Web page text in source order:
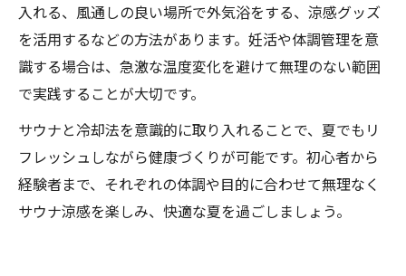
入れる、風通しの良い場所で外気浴をする、涼感グッズ
を活用するなどの方法があります。妊活や体調管理を意
識する場合は、急激な温度変化を避けて無理のない範囲
で実践することが大切です。
サウナと冷却法を意識的に取り入れることで、夏でもリ
フレッシュしながら健康づくりが可能です。初心者から
経験者まで、それぞれの体調や目的に合わせて無理なく
サウナ涼感を楽しみ、快適な夏を過ごしましょう。